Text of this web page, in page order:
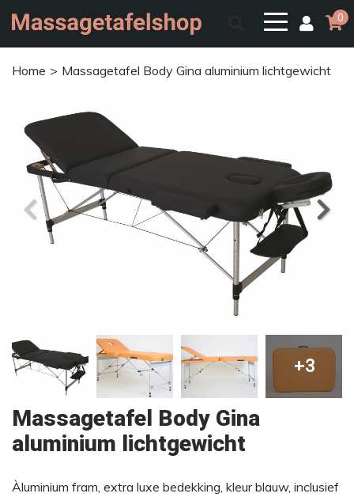
0
Home Massagetafel Body Gina aluminium lichtgewicht
+3
Massagetafel Body Gina
aluminium lichtgewicht
Àluminium fram, extra luxe bedekking, kleur blauw, inclusief